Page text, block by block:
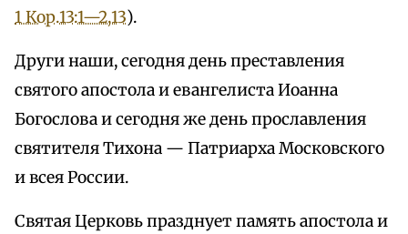
1 Кор.13:1—2,13).
Други наши, сегодня день преставления
святого апостола и евангелиста Иоанна
Богослова и сегодня же день прославления
святителя Тихона — Патриарха Московского
и всея России.
Святая Церковь празднует память апостола и